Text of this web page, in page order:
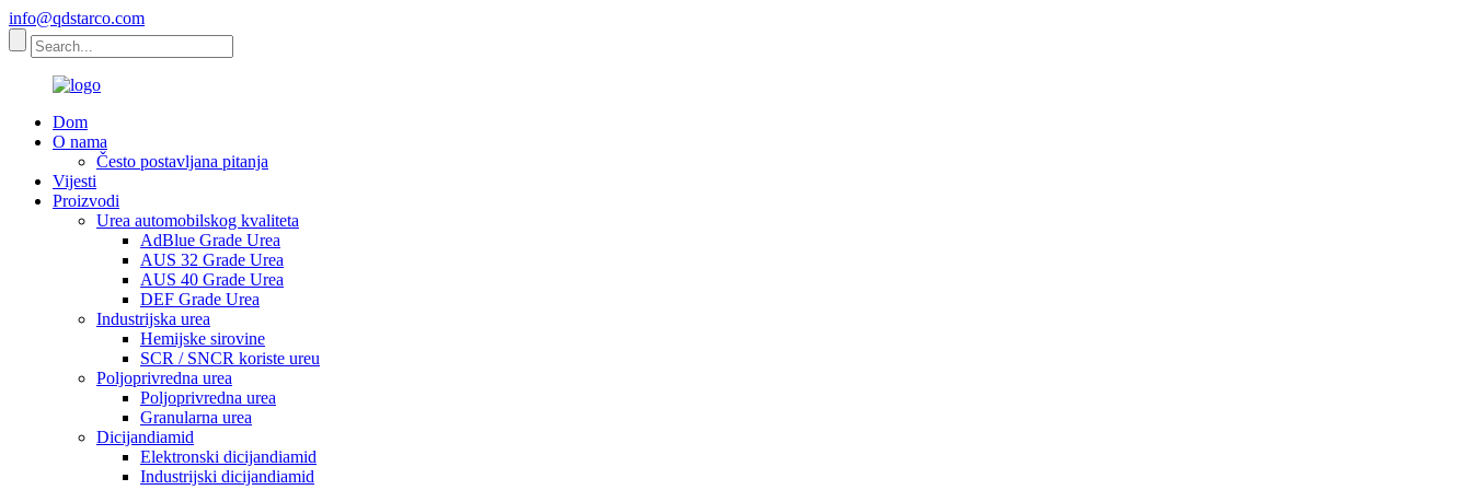
info@qdstarco.com
Dom
O nama
Često postavljana pitanja
Vijesti
Proizvodi
Urea automobilskog kvaliteta
AdBlue Grade Urea
AUS 32 Grade Urea
AUS 40 Grade Urea
DEF Grade Urea
Industrijska urea
Hemijske sirovine
SCR / SNCR koriste ureu
Poljoprivredna urea
Poljoprivredna urea
Granularna urea
Dicijandiamid
Elektronski dicijandiamid
Industrijski dicijandiamid